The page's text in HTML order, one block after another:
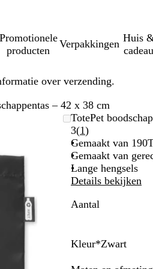
Promotionele
producten
Verpakkingen
Huis
cadeau
over verzending.
– 42 x 38 cm
TotePet
3(1Lees
1
)
Gemaakt van
Gemaakt van
Lange hengsels
Details bekijken
Aantal
Kleur*Zwart